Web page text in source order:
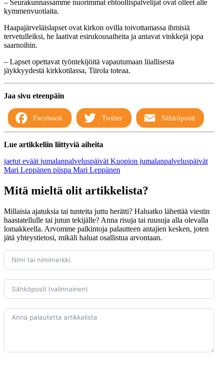
– Seurakunnassamme nuorimmat ehtoollispalvelijat ovat olleet alle
kymmenvuotiaita.
Haapajärveläislapset ovat kirkon ovilla toivottamassa ihmisiä
tervetulleiksi, he laativat esirukousaiheita ja antavat vinkkejä jopa
saarnoihin.
– Lapset opettavat työntekijöitä vapautumaan liiallisesta
jäykkyydestä kirkkotilassa, Tiirola toteaa.
Jaa sivu eteenpäin
Facebook Twitter Sähköposti
Lue artikkeliin liittyviä aiheita
jaetut eväät jumalanpalveluspäivät Kuopion jumalanpalveluspäivät
Mari Leppänen piispa Mari Leppänen
Mitä mieltä olit artikkelista?
Millaisia ajatuksia tai tunteita juttu herätti? Haluatko lähettää viestin
haastatellulle tai jutun tekijälle? Anna risuja tai ruusuja alla olevalla
lomakkeella. Arvomme palkintoja palautteen antajien kesken, joten
jätä yhteystietosi, mikäli haluat osallistua arvontaan.